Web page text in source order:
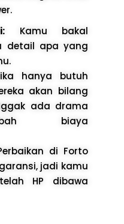
Kamu bakal
detail apa yang
hanya butuh
akan bilang
ada drama
biaya
di Forto
jadi kamu
HP dibawa